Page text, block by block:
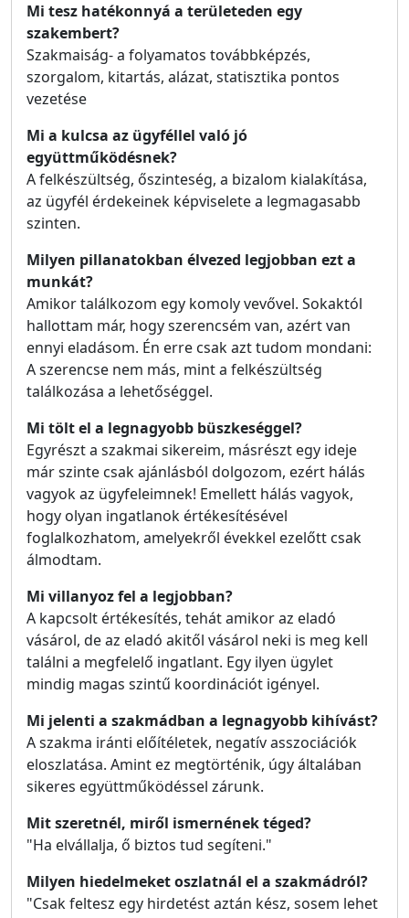
Mi tesz hatékonnyá a területeden egy
szakembert?
Szakmaiság- a folyamatos továbbképzés,
szorgalom, kitartás, alázat, statisztika pontos
vezetése
Mi a kulcsa az ügyféllel való jó
együttműködésnek?
A felkészültség, őszinteség, a bizalom kialakítása,
az ügyfél érdekeinek képviselete a legmagasabb
szinten.
Milyen pillanatokban élvezed legjobban ezt a
munkát?
Amikor találkozom egy komoly vevővel. Sokaktól
hallottam már, hogy szerencsém van, azért van
ennyi eladásom. Én erre csak azt tudom mondani:
A szerencse nem más, mint a felkészültség
találkozása a lehetőséggel.
Mi tölt el a legnagyobb büszkeséggel?
Egyrészt a szakmai sikereim, másrészt egy ideje
már szinte csak ajánlásból dolgozom, ezért hálás
vagyok az ügyfeleimnek! Emellett hálás vagyok,
hogy olyan ingatlanok értékesítésével
foglalkozhatom, amelyekről évekkel ezelőtt csak
álmodtam.
Mi villanyoz fel a legjobban?
A kapcsolt értékesítés, tehát amikor az eladó
vásárol, de az eladó akitől vásárol neki is meg kell
találni a megfelelő ingatlant. Egy ilyen ügylet
mindig magas szintű koordinációt igényel.
Mi jelenti a szakmádban a legnagyobb kihívást?
A szakma iránti előítéletek, negatív asszociációk
eloszlatása. Amint ez megtörténik, úgy általában
sikeres együttműködéssel zárunk.
Mit szeretnél, miről ismernének téged?
"Ha elvállalja, ő biztos tud segíteni."
Milyen hiedelmeket oszlatnál el a szakmádról?
"Csak feltesz egy hirdetést aztán kész, sosem lehet